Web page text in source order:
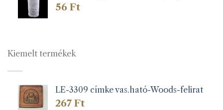
56 Ft
Kiemelt termékek
LE-3309 címke vas.ható-Woods-felirat
267 Ft